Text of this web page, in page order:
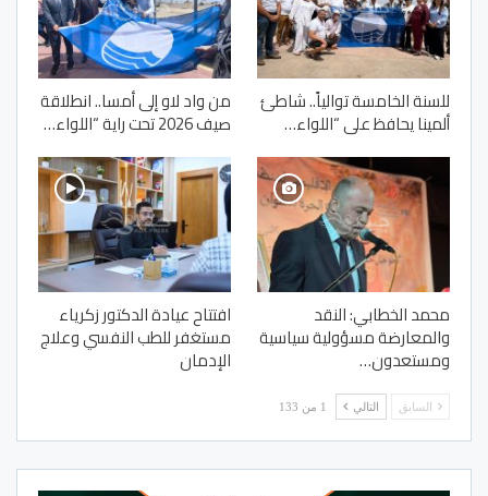
للسنة الخامسة توالياً.. شاطئ
ألمينا يحافظ على “اللواء…
من واد لاو إلى أمسا.. انطلاقة
صيف 2026 تحت راية “اللواء…
محمد الخطابي: النقد
والمعارضة مسؤولية سياسية
ومستعدون…
افتتاح عيادة الدكتور زكرياء
مستغفر للطب النفسي وعلاج
الإدمان
السابق التالي 1 من 133